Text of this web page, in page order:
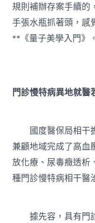
規則補辦存案手續的
手張水瓶抓著頭，感
**《量子美學入門》
門診慢特病異地就醫
國度醫保局相干
兼顧地域完成了高血
放化療、尿毒癥透析
種門診慢特病相干醫
據先容，具有門